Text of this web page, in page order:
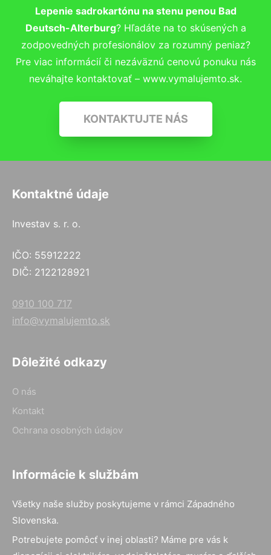
Lepenie sadrokartónu na stenu penou Bad
Deutsch-Alterburg? Hľadáte na to skúsených a
zodpovedných profesionálov za rozumný peniaz?
Pre viac informácií či nezáväznú cenovú ponuku nás
neváhajte kontaktovať – www.vymalujemto.sk.
KONTAKTUJTE NÁS
Kontaktné údaje
Investav s. r. o.
IČO: 55912222
DIČ: 2122128921
0910 100 717
info@vymalujemto.sk
Dôležité odkazy
O nás
Kontakt
Ochrana osobných údajov
Informácie k službám
Všetky naše služby poskytujeme v rámci Západného
Slovenska.
Potrebujete pomôcť v inej oblasti? Máme pre vás k